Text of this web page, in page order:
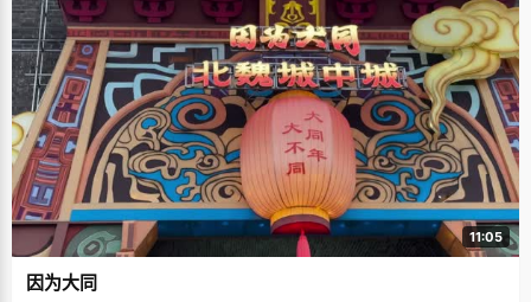
11:05
因为大同